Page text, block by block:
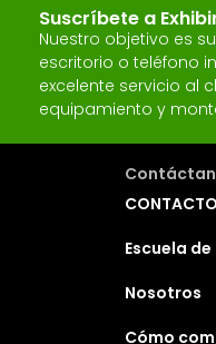
Suscríbete a
Nuestro objetivo es
escritorio o teléfono
excelente servicio al
equipamiento y
CONTACTO
Escuela
Nosotros
Cómo